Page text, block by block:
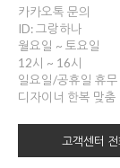
카카오톡 문의
ID: 그랑하나
월요일 ~ 토요일
12시 ~ 16시
일요일/공휴일 휴무
디자이너 한복 맞춤
고객센터